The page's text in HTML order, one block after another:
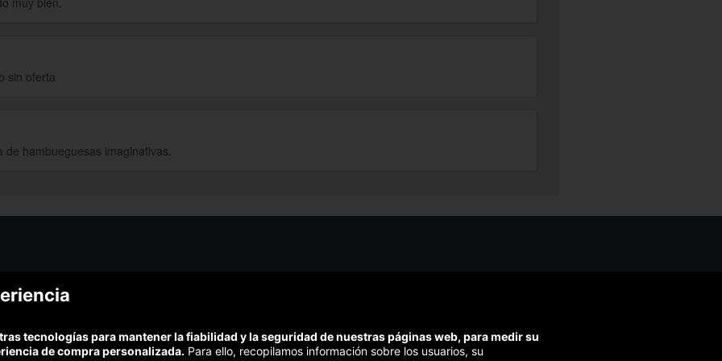
sin oferta
hambueguesas imaginativas.
¿Cómo funciona Colectivia?
Trabaja con nosotros
(Te respondemos en menos de 48h)
Compra segura
tecnologías para mantener la fiabilidad y la seguridad de nuestras páginas web, para medir su
de compra personalizada. Para ello, recopilamos información sobre los usuarios, su